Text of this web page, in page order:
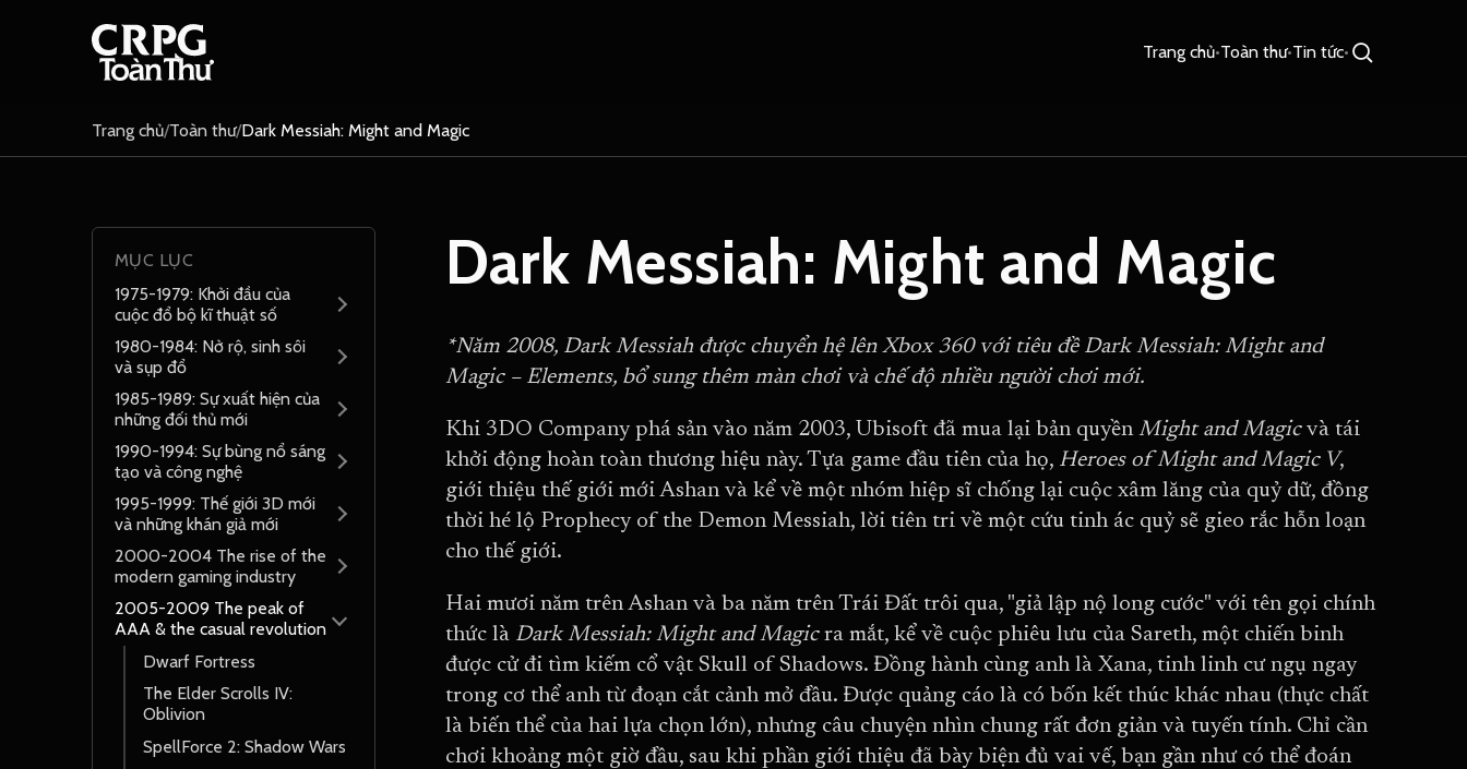
Trang chủ•Toàn thư•Tin tức•
Trang chủ/Toàn thư/Dark Messiah: Might and Magic
MỤC LỤC
1975-1979: Khởi đầu của
cuộc đổ bộ kĩ thuật số
1980-1984: Nở rộ, sinh sôi
và sụp đổ
1985-1989: Sự xuất hiện của
những đối thủ mới
1990-1994: Sự bùng nổ sáng
tạo và công nghệ
1995-1999: Thế giới 3D mới
và những khán giả mới
2000-2004 The rise of the
modern gaming industry
2005-2009 The peak of
AAA & the casual revolution
Dwarf Fortress
The Elder Scrolls IV:
Oblivion
SpellForce 2: Shadow Wars
Dark Messiah: Might and Magic
*Năm 2008, Dark Messiah được chuyển hệ lên Xbox 360 với tiêu đề Dark Messiah: Might and
Magic – Elements, bổ sung thêm màn chơi và chế độ nhiều người chơi mới.
Khi 3DO Company phá sản vào năm 2003, Ubisoft đã mua lại bản quyền Might and Magicvà tái
khởi động hoàn toàn thương hiệu này. Tựa game đầu tiên của họ, Heroes of Might and Magic V,
giới thiệu thế giới mới Ashan và kể về một nhóm hiệp sĩ chống lại cuộc xâm lăng của quỷ dữ, đồng
thời hé lộ Prophecy of the Demon Messiah, lời tiên tri về một cứu tinh ác quỷ sẽ gieo rắc hỗn loạn
cho thế giới.
Hai mươi năm trên Ashan và ba năm trên Trái Đất trôi qua, "giả lập nộ long cước" với tên gọi chính
thức là Dark Messiah: Might and Magicra mắt, kể về cuộc phiêu lưu của Sareth, một chiến binh
được cử đi tìm kiếm cổ vật Skull of Shadows. Đồng hành cùng anh là Xana, tinh linh cư ngụ ngay
trong cơ thể anh từ đoạn cắt cảnh mở đầu. Được quảng cáo là có bốn kết thúc khác nhau (thực chất
là biến thể của hai lựa chọn lớn), nhưng câu chuyện nhìn chung rất đơn giản và tuyến tính. Chỉ cần
chơi khoảng một giờ đầu, sau khi phần giới thiệu đã bày biện đủ vai vế, bạn gần như có thể đoán